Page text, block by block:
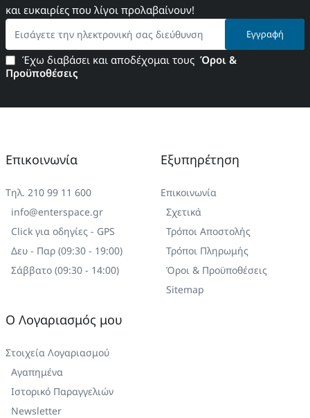
και ευκαιρίες που λίγοι προλαβαίνουν!
Εισάγετε
την
ηλεκτρονική
σας
διεύθυνση
Εγγραφή
Έχω διαβάσει και αποδέχομαι τους Όροι &
Προϋποθέσεις
Επικοινωνία
Τηλ. 210 99 11 600
info@enterspace.gr
Click για οδηγίες - GPS
Δευ - Παρ (09:30 - 19:00)
Σάββατο (09:30 - 14:00)
Εξυπηρέτηση
Επικοινωνία
Σχετικά
Τρόποι Αποστολής
Τρόποι Πληρωμής
Όροι & Προϋποθέσεις
Sitemap
Ο Λογαριασμός μου
Στοιχεία Λογαριασμού
Αγαπημένα
Ιστορικό Παραγγελιών
Newsletter